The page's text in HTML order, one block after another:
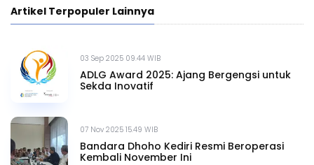
Artikel Terpopuler Lainnya
03 Sep 2025 09.44 WIB
ADLG Award 2025: Ajang Bergengsi untuk
Sekda Inovatif
07 Nov 2025 15.49 WIB
Bandara Dhoho Kediri Resmi Beroperasi
Kembali November Ini